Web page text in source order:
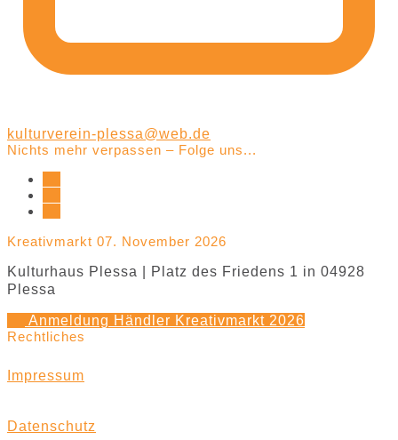
kulturverein-plessa@web.de
Nichts mehr verpassen – Folge uns...
Kreativmarkt 07. November 2026
Kulturhaus Plessa | Platz des Friedens 1 in 04928
Plessa
Anmeldung Händler Kreativmarkt 2026
Rechtliches
Impressum
Datenschutz